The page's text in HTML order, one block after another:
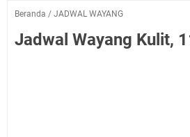
Beranda / JADWAL WAYANG
Jadwal Wayang Kulit,